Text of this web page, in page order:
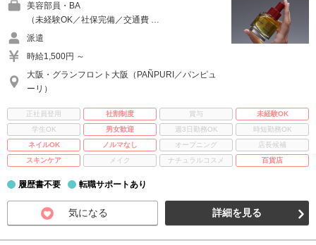
美容部員・BA
（未経験OK／社保完備／交通費 …
派遣
時給1,500円 ～
大阪・グランフロント大阪（PAÑPURI／パンピュ
ーリ）
正社員登用 社割制度 賞与
未経験OK
学生OK
男女歓迎 週3日勤務OK
時短勤務OK
ネイルOK
ノルマなし オープニング
店長候補
スキンケア
メイク ナチュラルコスメ 百貨店
履歴書不要 転職サポートあり
気になる 詳細を見る